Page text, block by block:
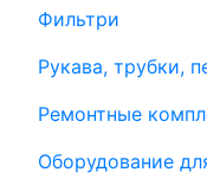
Фильтри
Рукава, трубки,
Ремонтные
Оборудование